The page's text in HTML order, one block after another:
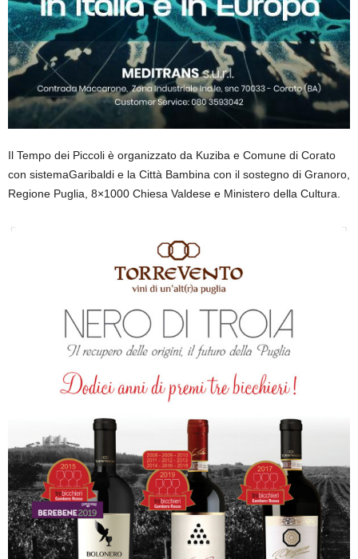
Il Tempo dei Piccoli è organizzato da Kuziba e Comune di Corato
con sistemaGaribaldi e la Città Bambina con il sostegno di Granoro,
Regione Puglia, 8×1000 Chiesa Valdese e Ministero della Cultura.